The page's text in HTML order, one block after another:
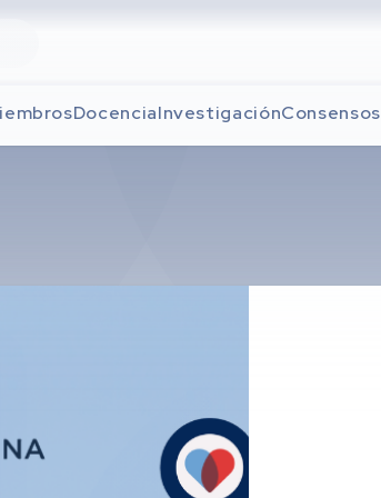
DocenciaInvestigaciónConsensos